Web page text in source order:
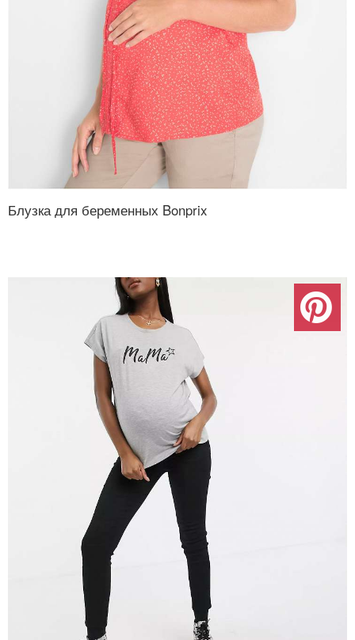
Блузка для беременных Bonprix